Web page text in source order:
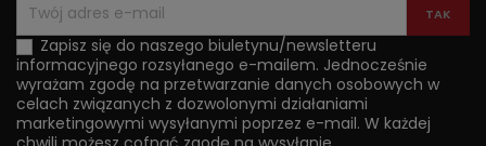
Zapisz się do naszego biuletynu/newsletteru
informacyjnego rozsyłanego e-mailem. Jednocześnie
wyrażam zgodę na przetwarzanie danych osobowych w
celach związanych z dozwolonymi działaniami
marketingowymi wysyłanymi poprzez e-mail. W każdej